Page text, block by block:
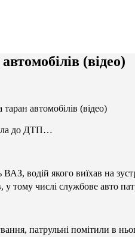
(відео)
автомобілів (відео)
до ДТП…
водій якого виїхав на
тому числі службове авто
патрульні помітили в